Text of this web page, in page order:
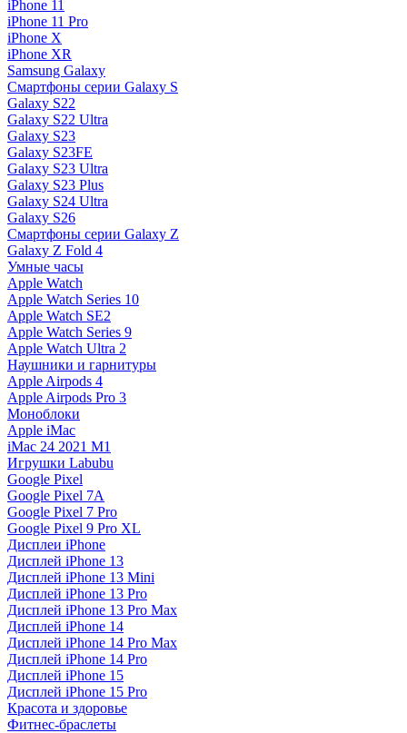
iPhone 11
iPhone 11 Pro
iPhone X
iPhone XR
Samsung Galaxy
Смартфоны серии Galaxy S
Galaxy S22
Galaxy S22 Ultra
Galaxy S23
Galaxy S23FE
Galaxy S23 Ultra
Galaxy S23 Plus
Galaxy S24 Ultra
Galaxy S26
Смартфоны серии Galaxy Z
Galaxy Z Fold 4
Умные часы
Apple Watch
Apple Watch Series 10
Apple Watch SE2
Apple Watch Series 9
Apple Watch Ultra 2
Наушники и гарнитуры
Apple Airpods 4
Apple Airpods Pro 3
Моноблоки
Apple iMac
iMac 24 2021 M1
Игрушки Labubu
Google Pixel
Google Pixel 7А
Google Pixel 7 Pro
Google Pixel 9 Pro XL
Дисплеи iPhone
Дисплей iPhone 13
Дисплей iPhone 13 Mini
Дисплей iPhone 13 Pro
Дисплей iPhone 13 Pro Max
Дисплей iPhone 14
Дисплей iPhone 14 Pro Max
Дисплей iPhone 14 Pro
Дисплей iPhone 15
Дисплей iPhone 15 Pro
Красота и здоровье
Фитнес-браслеты